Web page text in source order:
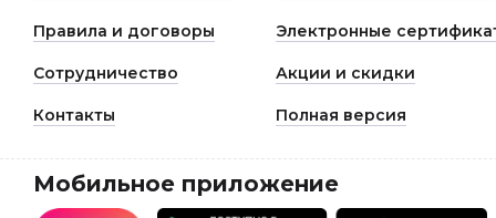
Правила и договоры Электронные
Сотрудничество Акции и скидки
Контакты Полная версия
Мобильное приложение